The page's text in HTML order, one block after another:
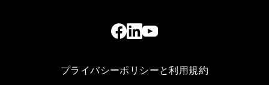
プライバシーポリシーと利用規約